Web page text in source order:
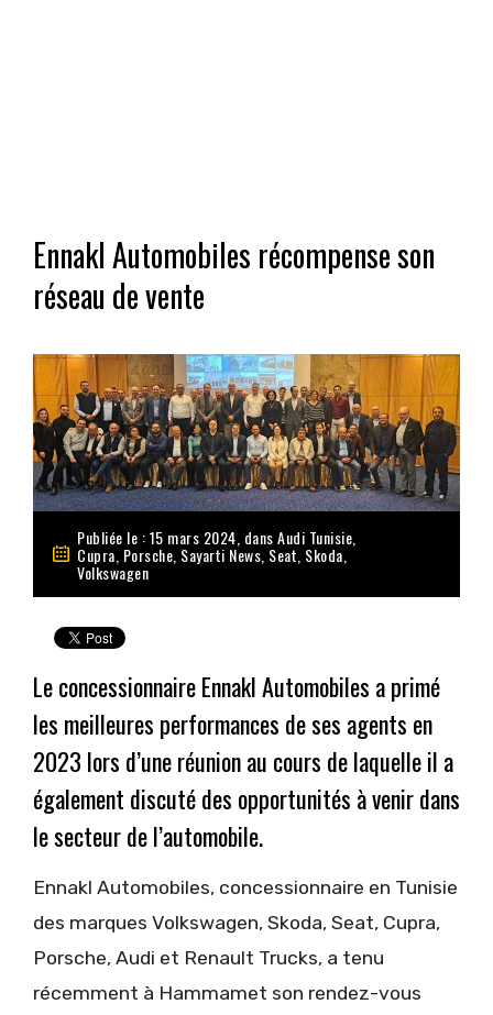
Ennakl Automobiles récompense son
réseau de vente
Publiée le : 15 mars 2024, dansAudi Tunisie
Cupra Porsche Sayarti News Seat Skoda
Volkswagen
Le concessionnaire Ennakl Automobiles a primé
les meilleures performances de ses agents en
2023 lors d’une réunion au cours de laquelle il a
également discuté des opportunités à venir dans
le secteur de l’automobile.
Ennakl Automobiles, concessionnaire en Tunisie
des marques Volkswagen, Skoda, Seat, Cupra,
Porsche, Audi et Renault Trucks, a tenu
récemment à Hammamet son rendez-vous